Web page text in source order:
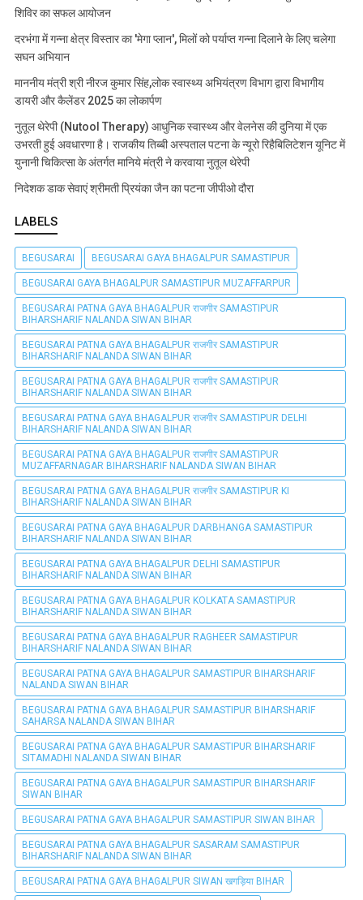
शिविर का सफल आयोजन
दरभंगा में गन्ना क्षेत्र विस्तार का 'मेगा प्लान', मिलों को पर्याप्त गन्ना दिलाने के लिए चलेगा
सघन अभियान
माननीय मंत्री श्री नीरज कुमार सिंह,लोक स्वास्थ्य अभियंत्रण विभाग द्वारा विभागीय
डायरी और कैलेंडर 2025 का लोकार्पण
नुतूल थेरेपी (Nutool Therapy) आधुनिक स्वास्थ्य और वेलनेस की दुनिया में एक
उभरती हुई अवधारणा है। राजकीय तिब्बी अस्पताल पटना के न्यूरो रिहैबिलिटेशन यूनिट में
युनानी चिकित्सा के अंतर्गत मानिये मंत्री ने करवाया नुतूल थेरेपी
निदेशक डाक सेवाएं श्रीमती प्रियंका जैन का पटना जीपीओ दौरा
LABELS
BEGUSARAI BEGUSARAI GAYA BHAGALPUR SAMASTIPUR
BEGUSARAI GAYA BHAGALPUR SAMASTIPUR MUZAFFARPUR
BEGUSARAI PATNA GAYA BHAGALPUR राजगीर SAMASTIPUR
BIHARSHARIF NALANDA SIWAN BIHAR
BEGUSARAI PATNA GAYA BHAGALPUR राजगीर SAMASTIPUR
BIHARSHARIF NALANDA SIWAN BIHAR
BEGUSARAI PATNA GAYA BHAGALPUR राजगीर SAMASTIPUR
BIHARSHARIF NALANDA SIWAN BIHAR
BEGUSARAI PATNA GAYA BHAGALPUR राजगीर SAMASTIPUR DELHI
BIHARSHARIF NALANDA SIWAN BIHAR
BEGUSARAI PATNA GAYA BHAGALPUR राजगीर SAMASTIPUR
MUZAFFARNAGAR BIHARSHARIF NALANDA SIWAN BIHAR
BEGUSARAI PATNA GAYA BHAGALPUR राजगीर SAMASTIPUR KI
BIHARSHARIF NALANDA SIWAN BIHAR
BEGUSARAI PATNA GAYA BHAGALPUR DARBHANGA SAMASTIPUR
BIHARSHARIF NALANDA SIWAN BIHAR
BEGUSARAI PATNA GAYA BHAGALPUR DELHI SAMASTIPUR
BIHARSHARIF NALANDA SIWAN BIHAR
BEGUSARAI PATNA GAYA BHAGALPUR KOLKATA SAMASTIPUR
BIHARSHARIF NALANDA SIWAN BIHAR
BEGUSARAI PATNA GAYA BHAGALPUR RAGHEER SAMASTIPUR
BIHARSHARIF NALANDA SIWAN BIHAR
BEGUSARAI PATNA GAYA BHAGALPUR SAMASTIPUR BIHARSHARIF
NALANDA SIWAN BIHAR
BEGUSARAI PATNA GAYA BHAGALPUR SAMASTIPUR BIHARSHARIF
SAHARSA NALANDA SIWAN BIHAR
BEGUSARAI PATNA GAYA BHAGALPUR SAMASTIPUR BIHARSHARIF
SITAMADHI NALANDA SIWAN BIHAR
BEGUSARAI PATNA GAYA BHAGALPUR SAMASTIPUR BIHARSHARIF
SIWAN BIHAR
BEGUSARAI PATNA GAYA BHAGALPUR SAMASTIPUR SIWAN BIHAR
BEGUSARAI PATNA GAYA BHAGALPUR SASARAM SAMASTIPUR
BIHARSHARIF NALANDA SIWAN BIHAR
BEGUSARAI PATNA GAYA BHAGALPUR SIWAN खगड़िया BIHAR